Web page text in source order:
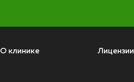
О клинике Лицензии